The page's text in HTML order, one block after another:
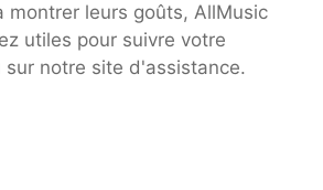
montrer leurs goûts, AllMusic
utiles pour suivre votre
notre site d'assistance.